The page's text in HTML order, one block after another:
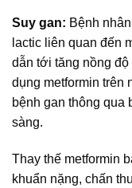
Suy gan: Bệnh
lactic liên quan đến
dẫn tới tăng nồng
dụng metformin trên
bệnh gan thông qua
sàng.
Thay thế metformin
khuẩn nặng, chấn